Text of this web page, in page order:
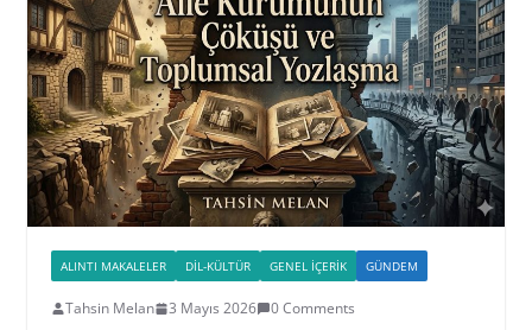
ALINTI MAKALELER DIL-KÜLTÜR GENEL İÇERIK GÜNDEM
Tahsin Melan 3 Mayıs 2026 0 Comments